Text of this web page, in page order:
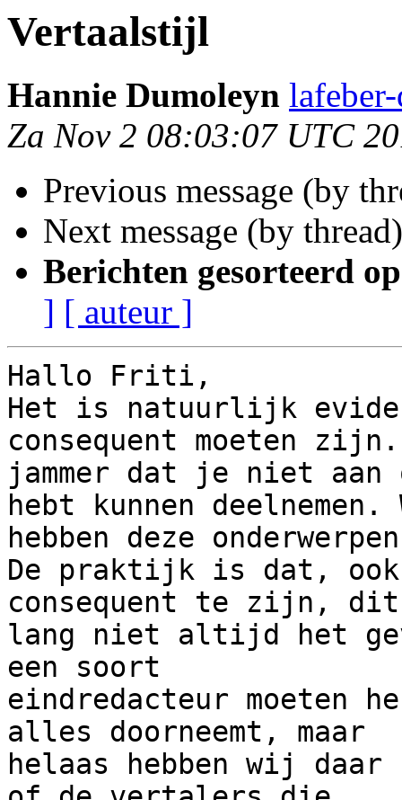
Vertaalstijl
Hannie Dumoleyn
Za Nov 2 08:03:07 UTC
Previous message (by
Next message (by
Berichten gesorteerd
] [ auteur ]
Hallo Friti,
Het is natuurlijk
consequent moeten
jammer dat je niet aan
hebt kunnen deelnemen.
hebben deze
De praktijk is dat,
consequent te zijn, dit
lang niet altijd het
een soort
eindredacteur moeten
alles doorneemt, maar
helaas hebben wij